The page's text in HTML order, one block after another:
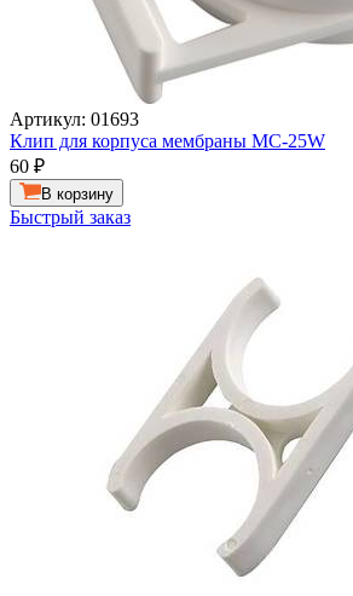
Артикул: 01693
Клип для корпуса мембраны МС-25W
60 ₽
В корзину
Быстрый заказ